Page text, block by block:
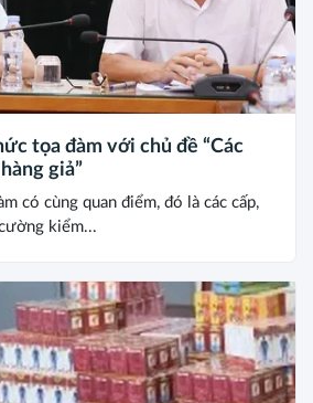
tọa đàm với chủ đề “Các
giả”
có cùng quan điểm, đó là các cấp,
kiểm...